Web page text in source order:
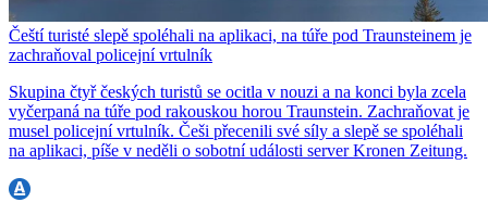
Čeští turisté slepě spoléhali na aplikaci, na túře pod Traunsteinem je
zachraňoval policejní vrtulník
Skupina čtyř českých turistů se ocitla v nouzi a na konci byla zcela
vyčerpaná na túře pod rakouskou horou Traunstein. Zachraňovat je
musel policejní vrtulník. Češi přecenili své síly a slepě se spoléhali
na aplikaci, píše v neděli o sobotní události server Kronen Zeitung.